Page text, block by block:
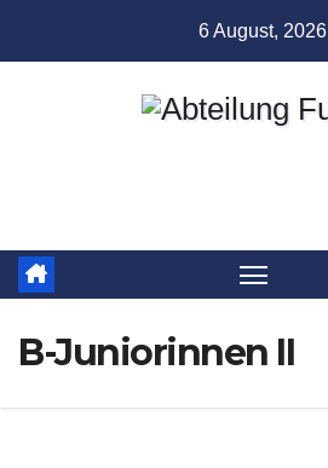
6 August, 2026
B-Juniorinnen II